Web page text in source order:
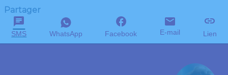
Partager
SMS WhatsApp Facebook E-mail Lien